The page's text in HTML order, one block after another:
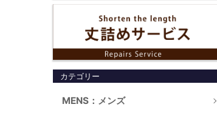
カテゴリー
MENS：メンズ